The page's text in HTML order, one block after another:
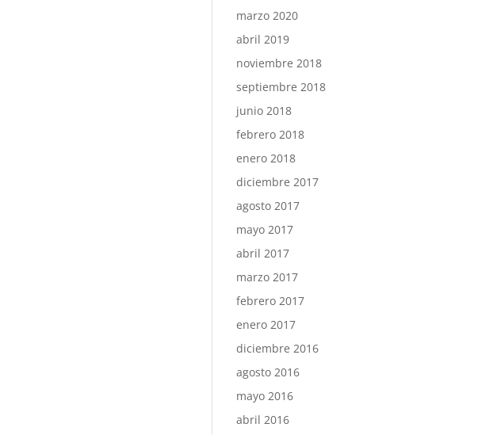
marzo 2020
abril 2019
noviembre 2018
septiembre 2018
junio 2018
febrero 2018
enero 2018
diciembre 2017
agosto 2017
mayo 2017
abril 2017
marzo 2017
febrero 2017
enero 2017
diciembre 2016
agosto 2016
mayo 2016
abril 2016